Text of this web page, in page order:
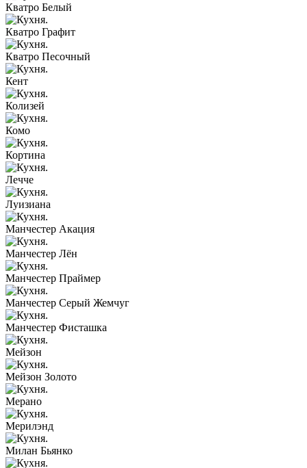
Кватро Белый
Кватро Графит
Кватро Песочный
Кент
Колизей
Комо
Кортина
Лечче
Луизиана
Манчестер Акация
Манчестер Лён
Манчестер Праймер
Манчестер Серый Жемчуг
Манчестер Фисташка
Мейзон
Мейзон Золото
Мерано
Мерилэнд
Милан Бьянко